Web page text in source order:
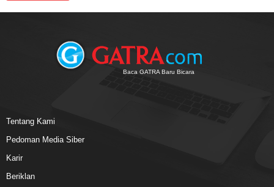
Baca GATRA Baru Bicara
Tentang Kami
Pedoman Media Siber
Karir
Beriklan